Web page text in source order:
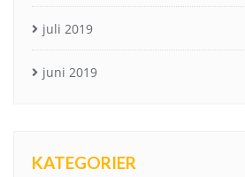
juli 2019
juni 2019
KATEGORIER